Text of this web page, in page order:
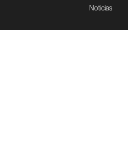
Noticias